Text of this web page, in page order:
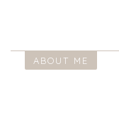
ABOUT ME